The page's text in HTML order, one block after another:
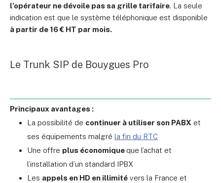
l’opérateur ne dévoile pas sa grille tarifaire. La seule
indication est que le système téléphonique est disponible
à partir de 16 € HT par mois.
Le Trunk SIP de Bouygues Pro
Principaux avantages :
La possibilité de continuer à utiliser son PABX et
ses équipements malgré la fin du RTC
Une offre plus économiqueque l’achat et
l’installation d’un standard IPBX
Les appels en HD en illimité vers la France et